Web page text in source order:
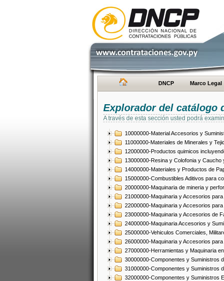
DNCP Marco Legal
Explorador del catálogo
A través de esta sección usted podrá
10000000-Material Accesorios y
11000000-Materiales de Minerales y
12000000-Productos quimicos
13000000-Resina y Colofonia y
14000000-Materiales y Productos de
15000000-Combustibles Aditivos para
20000000-Maquinaria de mineria y
21000000-Maquinaria y Accesorios
22000000-Maquinaria y Accesorios
23000000-Maquinaria y Accesorios de
24000000-Maquinaria Accesorios y
25000000-Vehiculos Comerciales,
26000000-Maquinaria y Accesorios
27000000-Herramientas y Maquinaria
30000000-Componentes y Suministros
31000000-Componentes y Suministros
32000000-Componentes y Suministros